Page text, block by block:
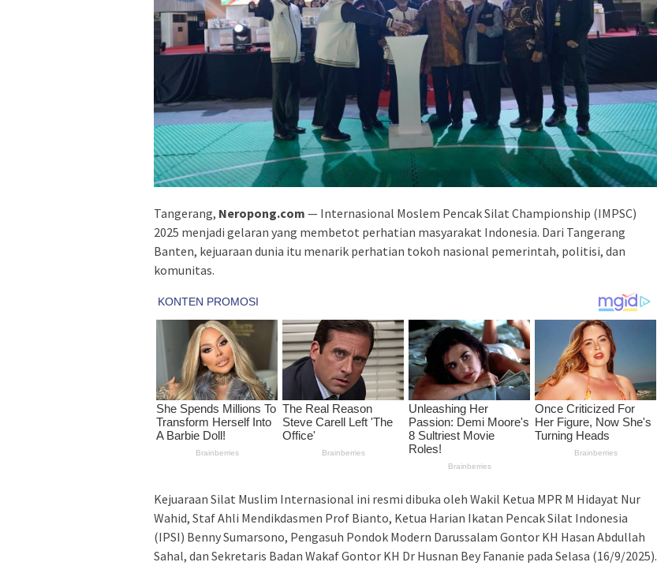
Tangerang, Neropong.com — Internasional Moslem Pencak Silat Championship (IMPSC)
2025 menjadi gelaran yang membetot perhatian masyarakat Indonesia. Dari Tangerang
Banten, kejuaraan dunia itu menarik perhatian tokoh nasional pemerintah, politisi, dan
komunitas.
Kejuaraan Silat Muslim Internasional ini resmi dibuka oleh Wakil Ketua MPR M Hidayat Nur
Wahid, Staf Ahli Mendikdasmen Prof Bianto, Ketua Harian Ikatan Pencak Silat Indonesia
(IPSI) Benny Sumarsono, Pengasuh Pondok Modern Darussalam Gontor KH Hasan Abdullah
Sahal, dan Sekretaris Badan Wakaf Gontor KH Dr Husnan Bey Fananie pada Selasa (16/9/2025).